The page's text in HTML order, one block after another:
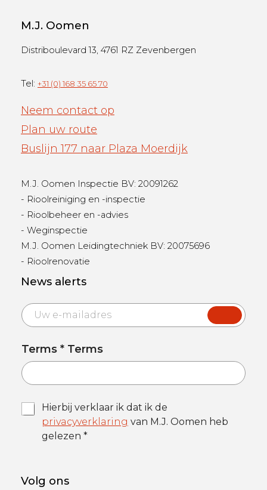
M.J. Oomen
Distriboulevard 13, 4761 RZ Zevenbergen
Tel: +31 (0) 168 35 65 70
Neem contact op
Plan uw route
Buslijn 177 naar Plaza Moerdijk
M.J. Oomen Inspectie BV: 20091262
- Rioolreiniging en -inspectie
- Rioolbeheer en -advies
- Weginspectie
M.J. Oomen Leidingtechniek BV: 20075696
- Rioolrenovatie
News alerts
E
m
i
*
Terms * Terms
T
e
C
o
Hierbij verklaar ik dat ik de
privacyverklaring van M.J. Oomen heb
gelezen *
Volg ons